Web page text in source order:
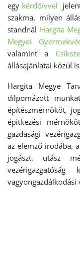
egy kérdőívvel
szakma, milyen
standnál Hargita
Megyei
valamint a
állásajánlatai közül
Hargita Megye
dilpomázott
építészmérnököt,
épitkezési
gazdasági
az elemző irodába,
jogászt, utász
vagyongazdálkodási